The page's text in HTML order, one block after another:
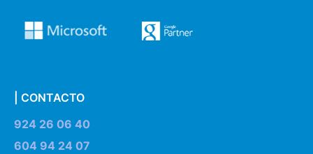
| CONTACTO
924 26 06 40
604 94 24 07